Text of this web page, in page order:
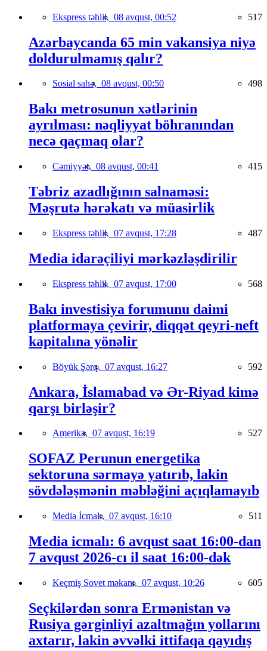
Ekspress təhlil, 08 avqust, 00:52 517
Azərbaycanda 65 min vakansiya niyə
doldurulmamış qalır?
Sosial sahə, 08 avqust, 00:50 498
Bakı metrosunun xətlərinin
ayrılması: nəqliyyat böhranından
necə qaçmaq olar?
Cəmiyyət, 08 avqust, 00:41 415
Təbriz azadlığının salnaməsi:
Məşrutə hərəkatı və müasirlik
Ekspress təhlil, 07 avqust, 17:28 487
Media idarəçiliyi mərkəzləşdirilir
Ekspress təhlil, 07 avqust, 17:00 568
Bakı investisiya forumunu daimi
platformaya çevirir, diqqət qeyri-neft
kapitalına yönəlir
Böyük Şərq, 07 avqust, 16:27 592
Ankara, İslamabad və Ər-Riyad kimə
qarşı birləşir?
Amerika, 07 avqust, 16:19 527
SOFAZ Perunun energetika
sektoruna sərmayə yatırıb, lakin
sövdələşmənin məbləğini açıqlamayıb
Media İcmalı, 07 avqust, 16:10 511
Media icmalı: 6 avqust saat 16:00-dan
7 avqust 2026-cı il saat 16:00-dək
Keçmiş Sovet məkanı, 07 avqust, 10:26 605
Seçkilərdən sonra Ermənistan və
Rusiya gərginliyi azaltmağın yollarını
axtarır, lakin əvvəlki ittifaqa qayıdış